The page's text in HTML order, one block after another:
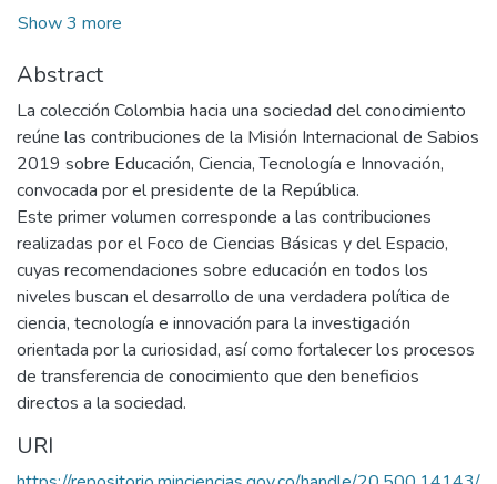
Show 3 more
Abstract
La colección Colombia hacia una sociedad del conocimiento
reúne las contribuciones de la Misión Internacional de Sabios
2019 sobre Educación, Ciencia, Tecnología e Innovación,
convocada por el presidente de la República.
Este primer volumen corresponde a las contribuciones
realizadas por el Foco de Ciencias Básicas y del Espacio,
cuyas recomendaciones sobre educación en todos los
niveles buscan el desarrollo de una verdadera política de
ciencia, tecnología e innovación para la investigación
orientada por la curiosidad, así como fortalecer los procesos
de transferencia de conocimiento que den beneficios
directos a la sociedad.
URI